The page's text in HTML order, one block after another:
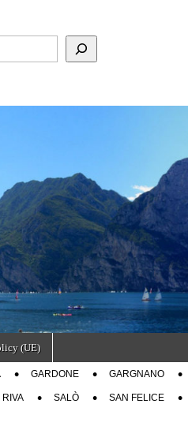
(UE)
GARDONE GARGNANO
RIVA SALÒ SAN FELICE